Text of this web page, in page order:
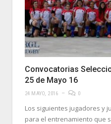
Convocatorias
25 de Mayo 16
24 MAYO, 2016 0
Los siguientes jugadores y
para el entrenamiento que